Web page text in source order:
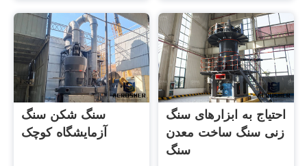
سنگ شکن سنگ
آزمایشگاه کوچک
احتیاج به ابزارهای سنگ
زنی سنگ ساخت معدن
سنگ